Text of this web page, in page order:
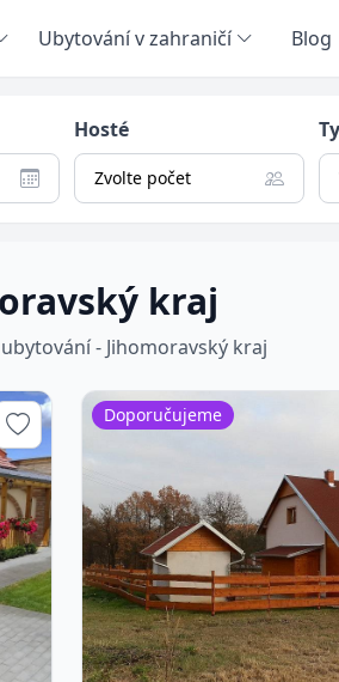
Ubytování v zahraničí Blog
Hosté
Zvolte počet
kraj
- Jihomoravský kraj
Doporučujeme